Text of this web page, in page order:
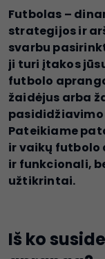
Futbolas –
strategijos ir
svarbu
ji turi įtakos
futbolo
žaidėjus arba
pasididžiavimo
Pateikiame
ir vaikų futbolo
ir funkcionali,
užtikrintai.
Iš ko